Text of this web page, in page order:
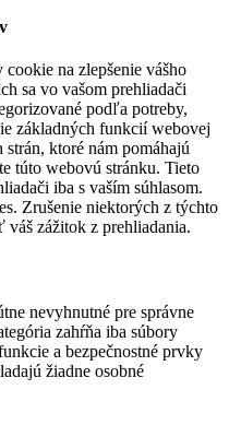
na zlepšenie vášho
sa vo vašom prehliadači
podľa potreby,
základných funkcií webovej
ktoré nám pomáhajú
túto webovú stránku. Tieto
iba s vaším súhlasom.
Zrušenie niektorých z týchto
zážitok z prehliadania.
nevyhnutné pre správne
zahŕňa iba súbory
a bezpečnostné prvky
žiadne osobné